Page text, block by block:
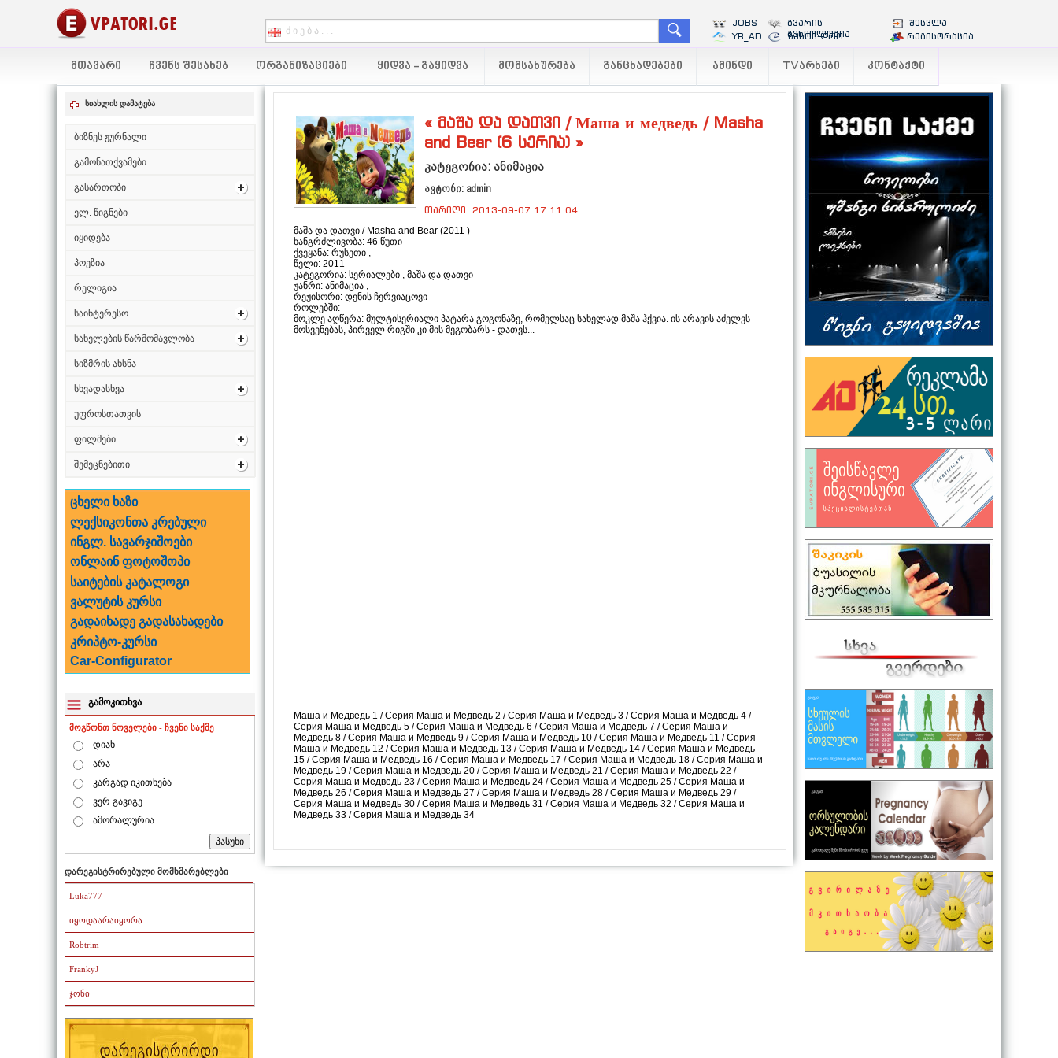
JOBS
გვარის
გენიოლოგია
შესვლა
YR_AD
ზუსტი დრო რეგისტრაცია
ᲛᲗᲐᲕᲐᲠᲘ ᲩᲕᲔᲜᲡ ᲨᲔᲡᲐᲮᲔᲑ ᲝᲠᲒᲐᲜᲘᲖᲐᲪᲘᲔᲑᲘ ᲧᲘᲓᲕᲐ - ᲒᲐᲧᲘᲓᲕᲐ ᲛᲝᲛᲡᲐᲮᲣᲠᲔᲑᲐ ᲒᲐᲜᲪᲮᲐᲓᲔᲑᲔᲑᲘ ᲐᲛᲘᲜᲓᲘ TVᲐᲠᲮᲔᲑᲘ ᲙᲝᲜᲢᲐᲥᲢᲘ
სიახლის დამატება
ბიზნეს ჟურნალი
გამონათქვამები
გასართობი
ელ. წიგნები
იყიდება
პოეზია
რელიგია
საინტერესო
სახელების წარმომავლობა
სიზმრის ახსნა
სხვადასხვა
უფროსთათვის
ფილმები
შემეცნებითი
ცხელი ხაზი
ლექსიკონთა კრებული
ინგლ. სავარჯიშოები
ონლაინ ფოტოშოპი
საიტების კატალოგი
ვალუტის კურსი
გადაიხადე გადასახადები
კრიპტო-კურსი
Car-Configurator
გამოკითხვა
მოგწონთ ნოველები - ჩვენი საქმე
დიახ
არა
კარგად იკითხება
ვერ გავიგე
ამორალურია
დარეგისტრირებული მომხმარებლები
Luka777
იყოდაარაიყორა
Robtrim
FrankyJ
ჯონი
« მაშა და დათვი / Маша и медведь / Masha
and Bear (6 სერია) »
კატეგორია: ანიმაცია
ავტორი: admin
თარიღი: 2013-09-07 17:11:04
მაშა და დათვი / Masha and Bear (2011 )
ხანგრძლივობა: 46 წუთი
ქვეყანა: რუსეთი ,
წელი: 2011
კატეგორია: სერიალები , მაშა და დათვი
ჟანრი: ანიმაცია ,
რეჟისორი: დენის ჩერვიაცოვი
როლებში:
მოკლე აღწერა: მულტისერიალი პატარა გოგონაზე, რომელსაც სახელად მაშა ჰქვია. ის არავის აძელვს
მოსვენებას, პირველ რიგში კი მის მეგობარს - დათვს...
Маша и Медведь 1 /Серия Маша и Медведь 2 /Серия Маша и Медведь 3 /Серия Маша и Медведь 4 /
Серия Маша и Медведь 5 /Серия Маша и Медведь 6 /Серия Маша и Медведь 7 /Серия Маша и
Медведь 8 /Серия Маша и Медведь 9 /Серия Маша и Медведь 10 /Серия Маша и Медведь 11 /Серия
Маша и Медведь 12 /Серия Маша и Медведь 13 /Серия Маша и Медведь 14 /Серия Маша и Медведь
15 /Серия Маша и Медведь 16 /Серия Маша и Медведь 17 /Серия Маша и Медведь 18 /Серия Маша и
Медведь 19 /Серия Маша и Медведь 20 /Серия Маша и Медведь 21 /Серия Маша и Медведь 22 /
Серия Маша и Медведь 23 /Серия Маша и Медведь 24 /Серия Маша и Медведь 25 /Серия Маша и
Медведь 26 /Серия Маша и Медведь 27 /Серия Маша и Медведь 28 /Серия Маша и Медведь 29 /
Серия Маша и Медведь 30 /Серия Маша и Медведь 31 /Серия Маша и Медведь 32 /Серия Маша и
Медведь 33 /Серия Маша и Медведь 34